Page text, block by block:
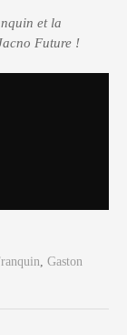
et la
Future !
Gaston